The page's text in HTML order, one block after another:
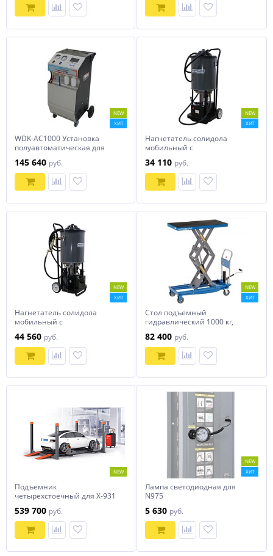
NEW
ХИТ
WDK-AC1000 Установка
полуавтоматическая для
WiederKraft
145 640 руб.
NEW
ХИТ
Нагнетатель солидола
мобильный с
KRW1797.EN 24В
34 110 руб.
NEW
ХИТ
Нагнетатель солидола
мобильный с
KRW1798.EN 220В
44 560 руб.
NEW
ХИТ
Стол подъемный
гидравлический 1000 кг,
NORDBERG N3T1001
82 400 руб.
NEW
Подъемник
четырехстоечный для X-931
539 700 руб.
NEW
ХИТ
Лампа светодиодная для
N975
5 630 руб.